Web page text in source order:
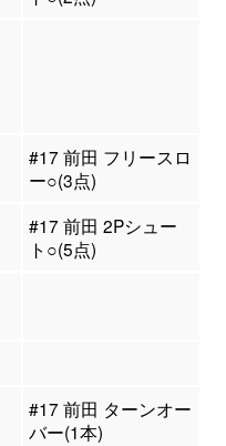
#17 前田 フリースロ
ー○(3点)
#17 前田 2Pシュー
ト○(5点)
#17 前田 ターンオー
バー(1本)